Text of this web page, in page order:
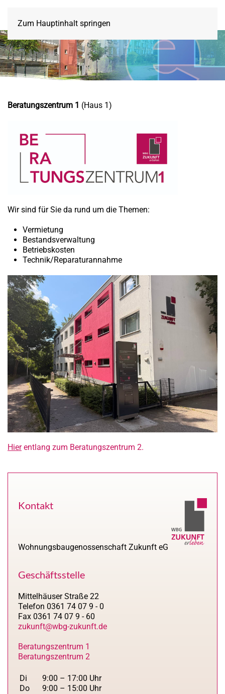
Zum Hauptinhalt springen
Beratungszentrum 1 (Haus 1)
Wir sind für Sie da rund um die Themen:
Vermietung
Bestandsverwaltung
Betriebskosten
Technik/Reparaturannahme
Hierentlang zum Beratungszentrum 2.
Kontakt
Wohnungsbaugenossenschaft Zukunft eG
Geschäftsstelle
Mittelhäuser Straße 22
Telefon 0361 74 07 9 - 0
Fax 0361 74 07 9 - 60
zukunft@wbg-zukunft.de
Beratungszentrum 1
Beratungszentrum 2
Di
Do
9:00 – 17:00 Uhr
9:00 – 15:00 Uhr